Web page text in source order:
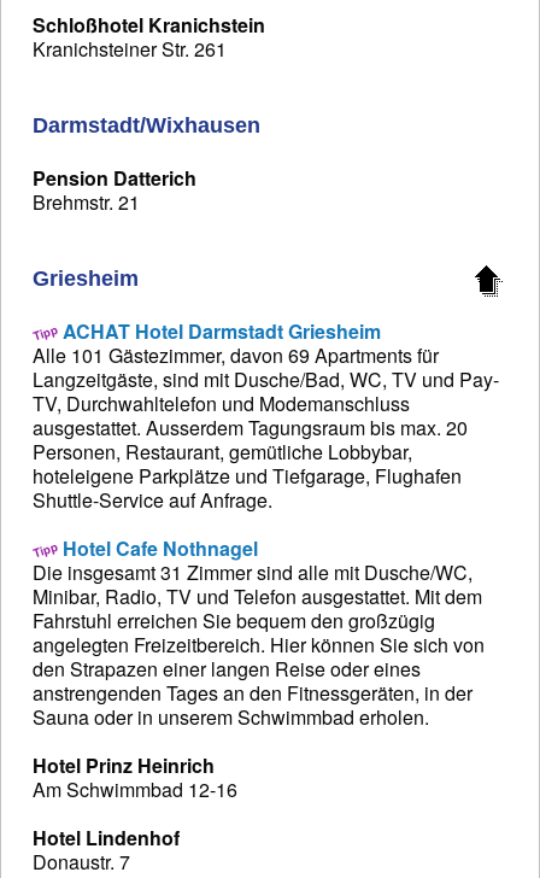
Schloßhotel Kranichstein
Kranichsteiner Str. 261
Darmstadt/Wixhausen
Pension Datterich
Brehmstr. 21
Griesheim
ACHAT Hotel Darmstadt Griesheim
Alle 101 Gästezimmer, davon 69 Apartments für
Langzeitgäste, sind mit Dusche/Bad, WC, TV und Pay-
TV, Durchwahltelefon und Modemanschluss
ausgestattet. Ausserdem Tagungsraum bis max. 20
Personen, Restaurant, gemütliche Lobbybar,
hoteleigene Parkplätze und Tiefgarage, Flughafen
Shuttle-Service auf Anfrage.
Hotel Cafe Nothnagel
Die insgesamt 31 Zimmer sind alle mit Dusche/WC,
Minibar, Radio, TV und Telefon ausgestattet. Mit dem
Fahrstuhl erreichen Sie bequem den großzügig
angelegten Freizeitbereich. Hier können Sie sich von
den Strapazen einer langen Reise oder eines
anstrengenden Tages an den Fitnessgeräten, in der
Sauna oder in unserem Schwimmbad erholen.
Hotel Prinz Heinrich
Am Schwimmbad 12-16
Hotel Lindenhof
Donaustr. 7